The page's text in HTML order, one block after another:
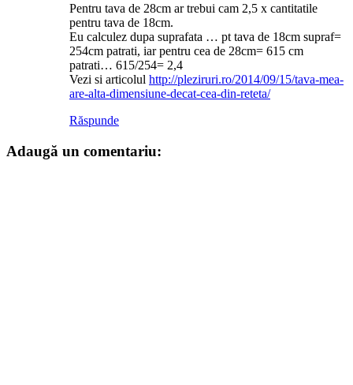
Pentru tava de 28cm ar trebui cam 2,5 x cantitatile
pentru tava de 18cm.
Eu calculez dupa suprafata … pt tava de 18cm supraf=
254cm patrati, iar pentru cea de 28cm= 615 cm
patrati… 615/254= 2,4
Vezi si articolul http://pleziruri.ro/2014/09/15/tava-mea-
are-alta-dimensiune-decat-cea-din-reteta/
Răspunde
Adaugă un comentariu: